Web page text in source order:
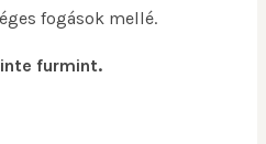
fogások mellé.
furmint.